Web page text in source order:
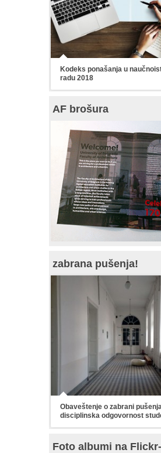
Kodeks ponašanja u
radu 2018
AF brošura
zabrana pušenja!
Obaveštenje o zabrani
disciplinska odgovornost
Foto albumi na